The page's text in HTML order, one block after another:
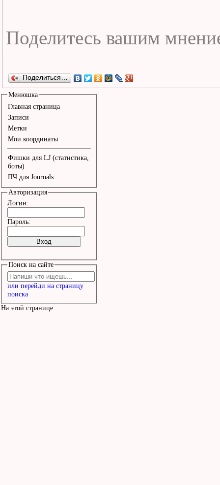
Поделиться…
Менюшка
Главная страница
Записи
Метки
Мои координаты
Фишки для LJ (статистика,
боты)
ПЧ для Journals
Авторизация
Логин:
Пароль:
Поиск на сайте
или перейди на страницу
поиска
На этой странице: